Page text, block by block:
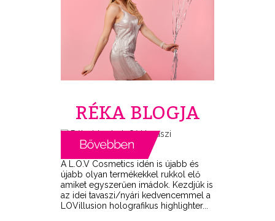
RÉKA BLOGJA
A L.O.V Cosmetics idén is újabb és
újabb olyan termékekkel rukkol elő
amiket egyszerűen imádok. Kezdjük is
az idei tavaszi/nyári kedvencemmel a
LOVillusion holografikus highlighter...